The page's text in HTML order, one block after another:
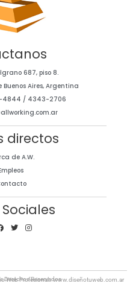
687, piso 8.
Aires, Argentina
4844 / 4343-2706
directos
de A.W.
T
w
I
n
a
mReservados
Web Profesional:.www.diseñotuweb.com.ar